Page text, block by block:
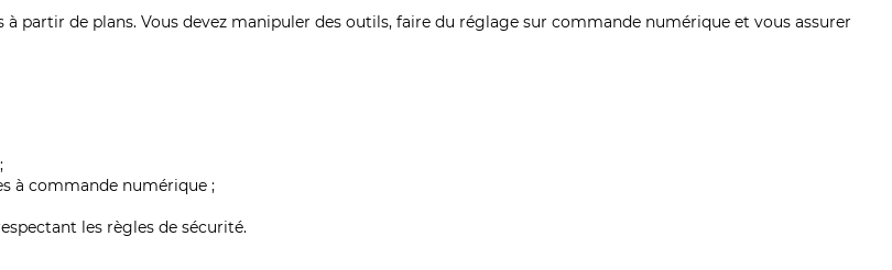
à partir de plans. Vous devez manipuler des outils, faire du réglage sur commande numérique et vous assurer
à commande numérique ;
les règles de sécurité.